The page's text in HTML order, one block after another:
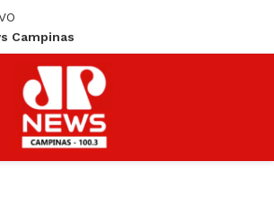
Campinas